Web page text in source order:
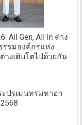
All Gen, All In ต่าง
รรมองค์กรแห่ง
งเติบโตไปด้วยกัน
ปรเมนทรมหาอา